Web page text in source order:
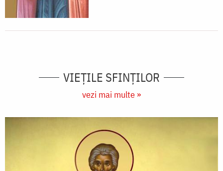
VIEŢILE SFINŢILOR
vezi mai multe »